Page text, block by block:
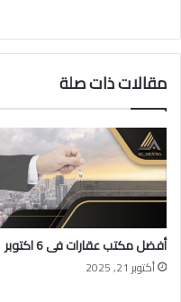
مقالات ذات صلة
أفضل مكتب عقارات فى 6 اكتوبر
أكتوبر 21, 2025